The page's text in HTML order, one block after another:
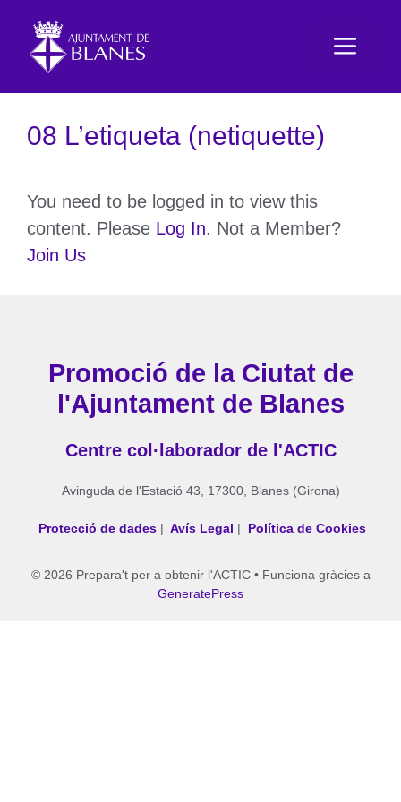
contingut
08 L’etiqueta (netiquette)
You need to be logged in to view this
content. Please Log In. Not a Member?
Join Us
Promoció de la Ciutat de
l'Ajuntament de Blanes
Centre col·laborador de l'ACTIC
Avinguda de l'Estació 43, 17300, Blanes (Girona)
Protecció de dades | Avís Legal | Política de Cookies
© 2026 Prepara't per a obtenir l'ACTIC• Funciona gràcies a
GeneratePress